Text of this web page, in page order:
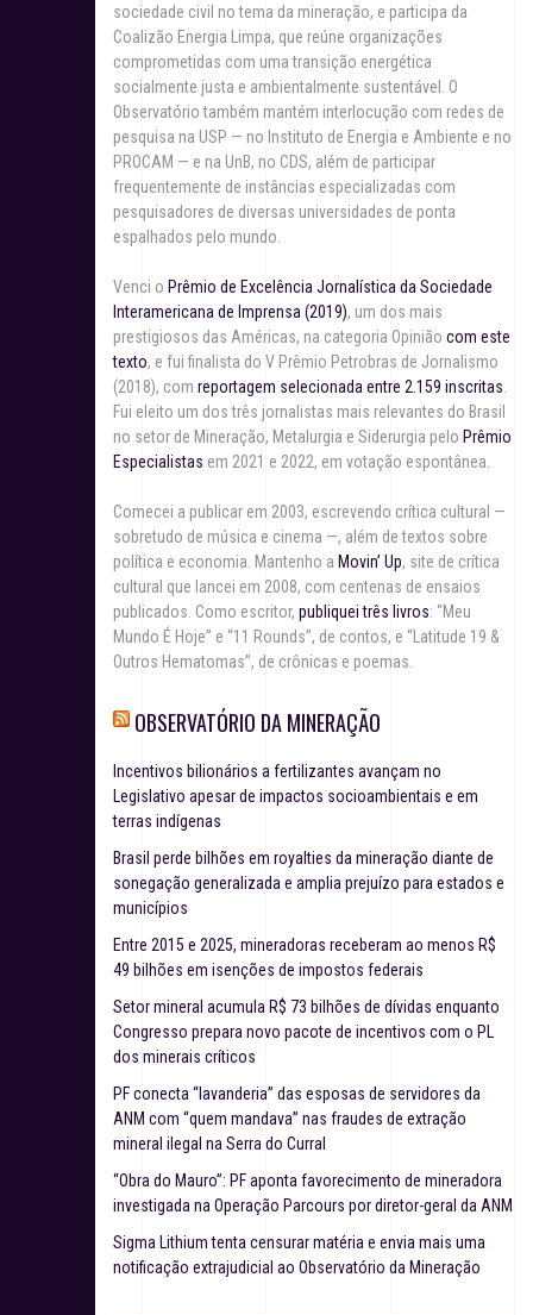
sociedade civil no tema da mineração, e participa da
Coalizão Energia Limpa, que reúne organizações
comprometidas com uma transição energética
socialmente justa e ambientalmente sustentável. O
Observatório também mantém interlocução com redes de
pesquisa na USP — no Instituto de Energia e Ambiente e no
PROCAM — e na UnB, no CDS, além de participar
frequentemente de instâncias especializadas com
pesquisadores de diversas universidades de ponta
espalhados pelo mundo.
Venci o Prêmio de Excelência Jornalística da Sociedade
Interamericana de Imprensa (2019), um dos mais
prestigiosos das Américas, na categoria Opinião com este
texto, e fui finalista do V Prêmio Petrobras de Jornalismo
(2018), com reportagem selecionada entre 2.159 inscritas
Fui eleito um dos três jornalistas mais relevantes do Brasil
no setor de Mineração, Metalurgia e Siderurgia pelo Prêmio
Especialistas em 2021 e 2022, em votação espontânea.
Comecei a publicar em 2003, escrevendo crítica cultural —
sobretudo de música e cinema —, além de textos sobre
política e economia. Mantenho a Movin’ Up, site de crítica
cultural que lancei em 2008, com centenas de ensaios
publicados. Como escritor, publiquei três livros: “Meu
Mundo É Hoje” e “11 Rounds”, de contos, e “Latitude 19 &
Outros Hematomas”, de crônicas e poemas.
OBSERVATÓRIO DA MINERAÇÃO
Incentivos bilionários a fertilizantes avançam no
Legislativo apesar de impactos socioambientais e em
terras indígenas
Brasil perde bilhões em royalties da mineração diante de
sonegação generalizada e amplia prejuízo para estados e
municípios
Entre 2015 e 2025, mineradoras receberam ao menos R$
49 bilhões em isenções de impostos federais
Setor mineral acumula R$ 73 bilhões de dívidas enquanto
Congresso prepara novo pacote de incentivos com o PL
dos minerais críticos
PF conecta “lavanderia” das esposas de servidores da
ANM com “quem mandava” nas fraudes de extração
mineral ilegal na Serra do Curral
“Obra do Mauro”: PF aponta favorecimento de mineradora
investigada na Operação Parcours por diretor-geral da ANM
Sigma Lithium tenta censurar matéria e envia mais uma
notificação extrajudicial ao Observatório da Mineração